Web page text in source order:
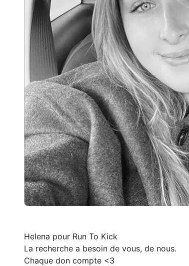
Helena pour Run To Kick
La recherche a besoin de vous, de nous.
Chaque don compte <3